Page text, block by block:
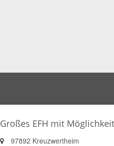
Großes EFH mit
97892 Kreuzwertheim